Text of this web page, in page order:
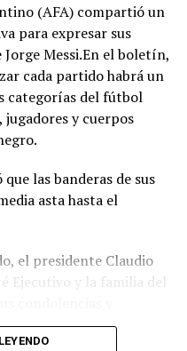
(AFA) compartió un
para expresar sus
Messi.En el boletín,
cada partido habrá un
categorías del fútbol
y cuerpos
las banderas de sus
asta hasta el
el presidente Claudio
Ejecutivo y la familia del
sus hermanos,